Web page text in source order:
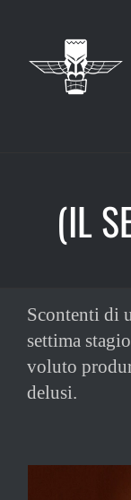
contenuto
(IL
Scontenti di
settima
voluto
delusi.